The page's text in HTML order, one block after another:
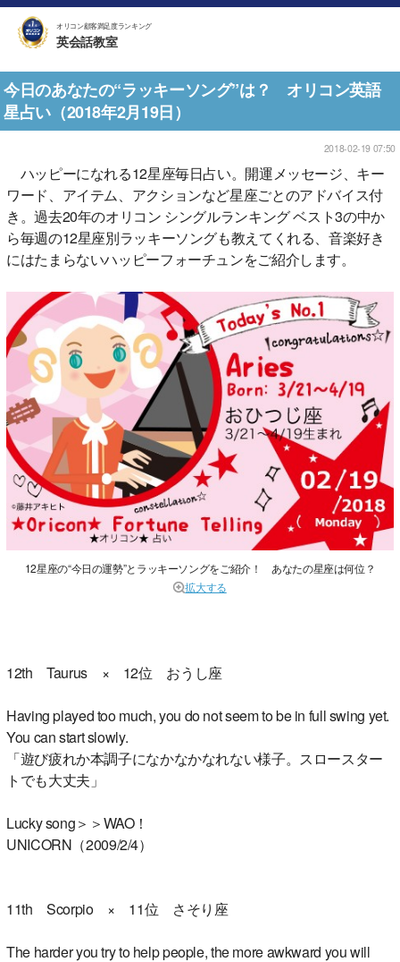
オリコン顧客満足度ランキング
英会話教室
今日のあなたの“ラッキーソング”は？ オリコン英語
星占い（2018年2月19日）
2018-02-19 07:50
ハッピーになれる12星座毎日占い。開運メッセージ、キー
ワード、アイテム、アクションなど星座ごとのアドバイス付
き。過去20年のオリコン シングルランキング ベスト3の中か
ら毎週の12星座別ラッキーソングも教えてくれる、音楽好き
にはたまらないハッピーフォーチュンをご紹介します。
12星座の“今日の運勢”とラッキーソングをご紹介！ あなたの星座は何位？
拡大する
12th Taurus × 12位 おうし座
Having played too much, you do not seem to be in full swing yet.
You can start slowly.
「遊び疲れか本調子になかなかなれない様子。スロースター
トでも大丈夫」
Lucky song＞＞WAO！
UNICORN（2009/2/4）
11th Scorpio × 11位 さそり座
The harder you try to help people, the more awkward you will